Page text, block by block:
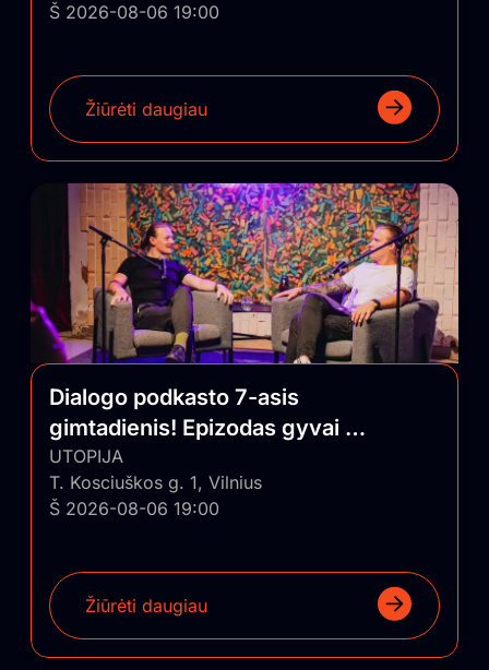
Š 2026-08-06 19:00
Žiūrėti daugiau
Dialogo podkasto 7-asis
gimtadienis! Epizodas gyvai su
auditorija
UTOPIJA
T. Kosciuškos g. 1, Vilnius
Š 2026-08-06 19:00
Žiūrėti daugiau